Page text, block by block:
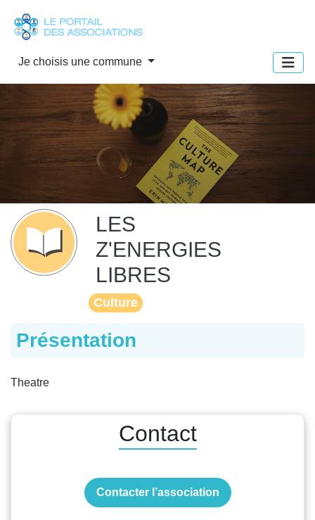
Je choisis une commune
LES
Z'ENERGIES
LIBRES
Culture
Présentation
Theatre
Contact
Contacter l’association